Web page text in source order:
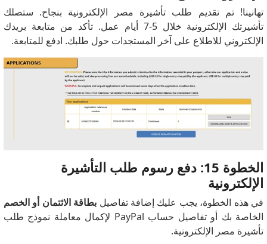
تهانينا! تم تقديم طلب تأشيرة مصر الإلكترونية بنجاح. ستصلك
تأشيرتك الإلكترونية خلال 5-7 أيام عمل. تأكد من متابعة بريدك
الإلكتروني للاطلاع على آخر المستجدات حول طلبك. ادفع للمتابعة.
الخطوة 15: دفع رسوم طلب التأشيرة
الإلكترونية
في هذه الخطوة، يجب عليك إضافة تفاصيل بطاقة الائتمان أو الخصم
الخاصة بك أو تفاصيل حساب PayPal لإكمال معاملة نموذج طلب
تأشيرة مصر الإلكترونية.